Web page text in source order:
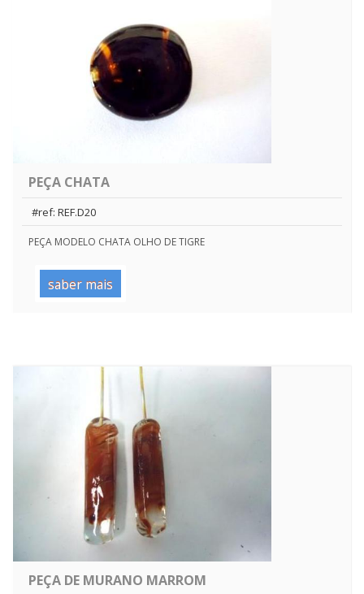
PEÇA CHATA
#ref: REF.D20
PEÇA MODELO CHATA OLHO DE TIGRE
saber mais
PEÇA DE MURANO MARROM